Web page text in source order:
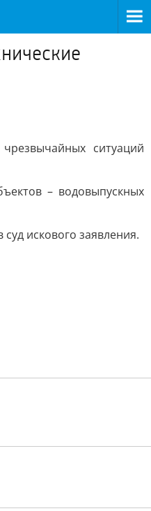
ситуаций
– водовыпускных
искового заявления.